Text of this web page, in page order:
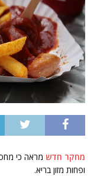
מחקר חדש מראה כי
ופחות מזון בריא.